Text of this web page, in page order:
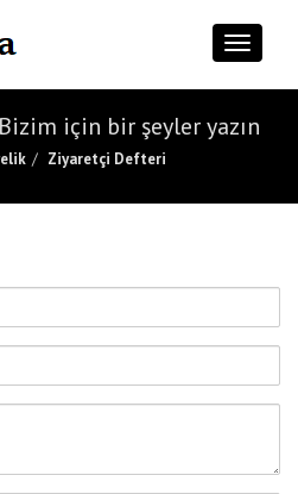
Toggle
için bir şeyler yazın
Ziyaretçi Defteri